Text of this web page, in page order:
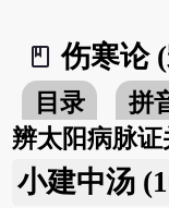
book_2
伤寒论
目录 拼
辨太阳病脉证
小建中汤